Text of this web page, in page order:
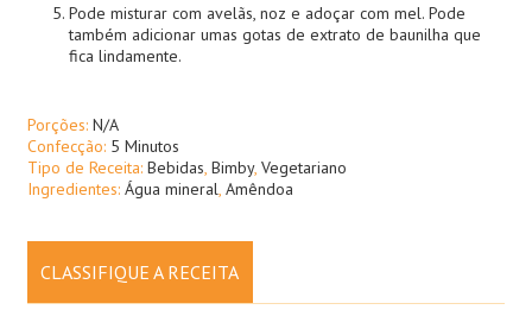
Pode misturar com avelãs, noz e adoçar com mel. Pode
também adicionar umas gotas de extrato de baunilha que
fica lindamente.
Porções: N/A
Confecção: 5 Minutos
Tipo de Receita: Bebidas, Bimby, Vegetariano
Ingredientes: Água mineral, Amêndoa
CLASSIFIQUE A RECEITA